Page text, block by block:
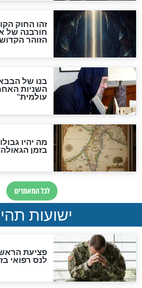
האם לאחר בוא
אפשר לחזור
לכל המאמרים
להמתקת
גזרות
סגולת ע"ב שמות